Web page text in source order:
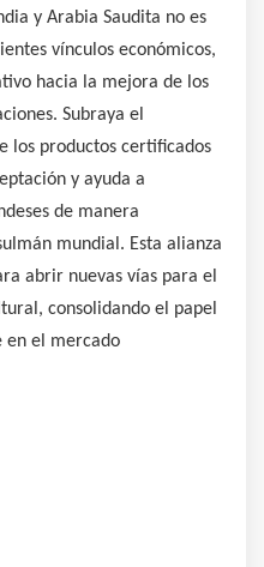
y Arabia Saudita no es
vínculos económicos,
hacia la mejora de los
Subraya el
los productos certificados
y ayuda a
de manera
mundial. Esta alianza
abrir nuevas vías para el
consolidando el papel
en el mercado